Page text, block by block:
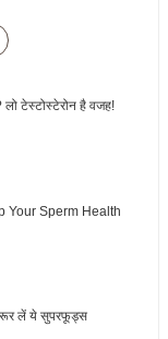
टेस्टोस्टेरोन है वजह!
Your Sperm Health
लें ये सुपरफूड्स